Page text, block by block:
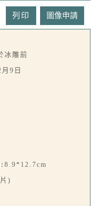
列印
冰雕前
9日
8.9*12.7cm
)